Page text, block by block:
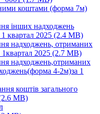
коштами (форма 7м)
інших надходжень
квартал 2025 (2.4 MB)
надходжень, отриманих
2025 (2.7 MB)
надходжень,отриманих
4-2м)за 1
коштів загального
MB)